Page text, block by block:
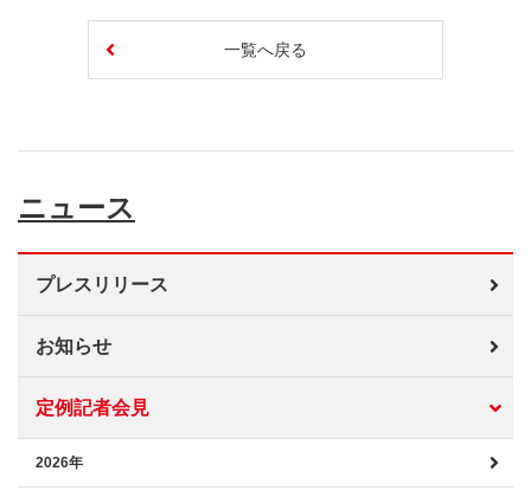
一覧へ戻る
ニュース
プレスリリース
お知らせ
定例記者会見
2026年